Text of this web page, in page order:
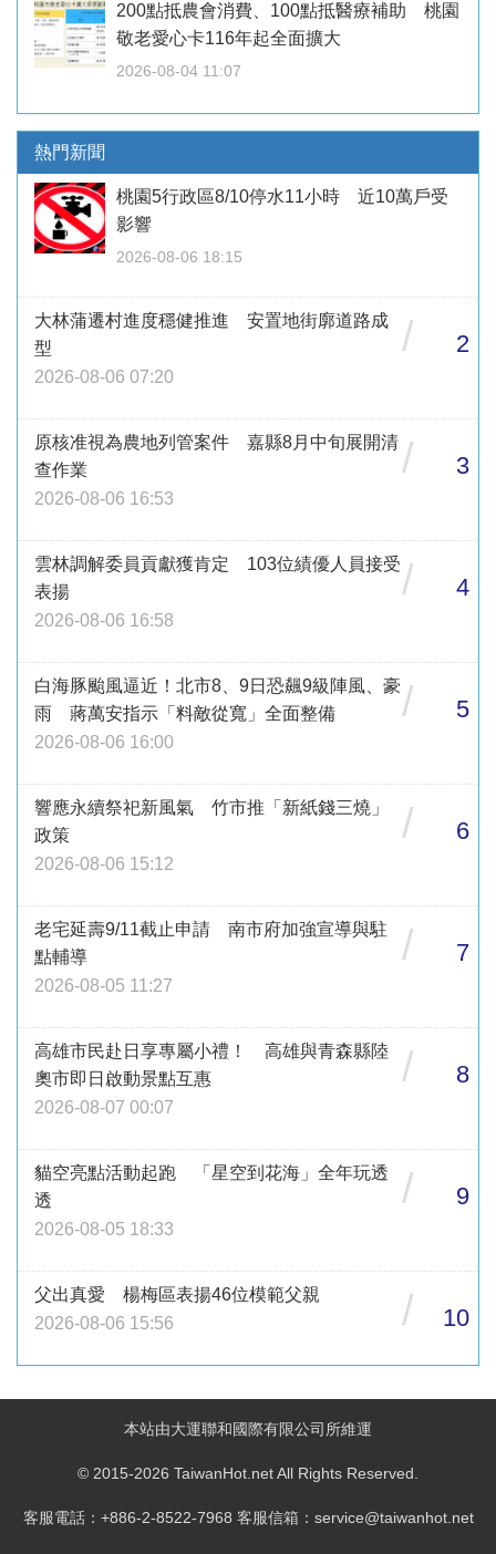
200點抵農會消費、100點抵醫療補助 桃園
敬老愛心卡116年起全面擴大
2026-08-04 11:07
熱門新聞
桃園5行政區8/10停水11小時 近10萬戶受
影響
2026-08-06 18:15
大林蒲遷村進度穩健推進 安置地街廓道路成
型
2026-08-06 07:20
/ 2
原核准視為農地列管案件 嘉縣8月中旬展開清
查作業
2026-08-06 16:53
/ 3
雲林調解委員貢獻獲肯定 103位績優人員接受
表揚
2026-08-06 16:58
/ 4
白海豚颱風逼近！北市8、9日恐飆9級陣風、豪
雨 蔣萬安指示「料敵從寬」全面整備
2026-08-06 16:00
/ 5
響應永續祭祀新風氣 竹市推「新紙錢三燒」
政策
2026-08-06 15:12
/ 6
老宅延壽9/11截止申請 南市府加強宣導與駐
點輔導
2026-08-05 11:27
/ 7
高雄市民赴日享專屬小禮！ 高雄與青森縣陸
奧市即日啟動景點互惠
2026-08-07 00:07
/ 8
貓空亮點活動起跑 「星空到花海」全年玩透
透
2026-08-05 18:33
/ 9
父出真愛 楊梅區表揚46位模範父親
2026-08-06 15:56
/ 10
本站由大運聯和國際有限公司所維運
© 2015-2026 TaiwanHot.net All Rights Reserved.
客服電話：+886-2-8522-7968 客服信箱：service@taiwanhot.net